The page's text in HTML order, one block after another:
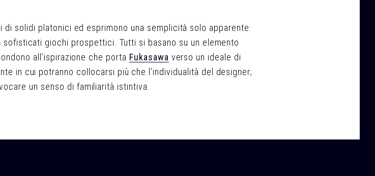
solidi platonici ed esprimono una semplicità solo apparente:
giochi prospettici. Tutti si basano su un elemento
all’ispirazione che porta Fukasawa verso un ideale di
in cui potranno collocarsi più che l’individualità del designer;
un senso di familiarità istintiva.